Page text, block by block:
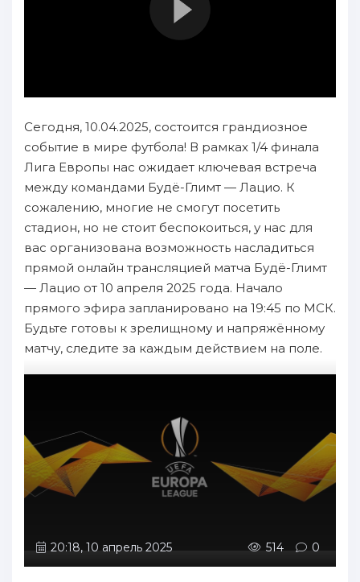
Сегодня, 10.04.2025, состоится грандиозное
событие в мире футбола! В рамках 1/4 финала
Лига Европы нас ожидает ключевая встреча
между командами Будё-Глимт — Лацио. К
сожалению, многие не смогут посетить
стадион, но не стоит беспокоиться, у нас для
вас организована возможность насладиться
прямой онлайн трансляцией матча Будё-Глимт
— Лацио от 10 апреля 2025 года. Начало
прямого эфира запланировано на 19:45 по МСК.
Будьте готовы к зрелищному и напряжённому
матчу, следите за каждым действием на поле.
20:18, 10 апрель 2025 514 0